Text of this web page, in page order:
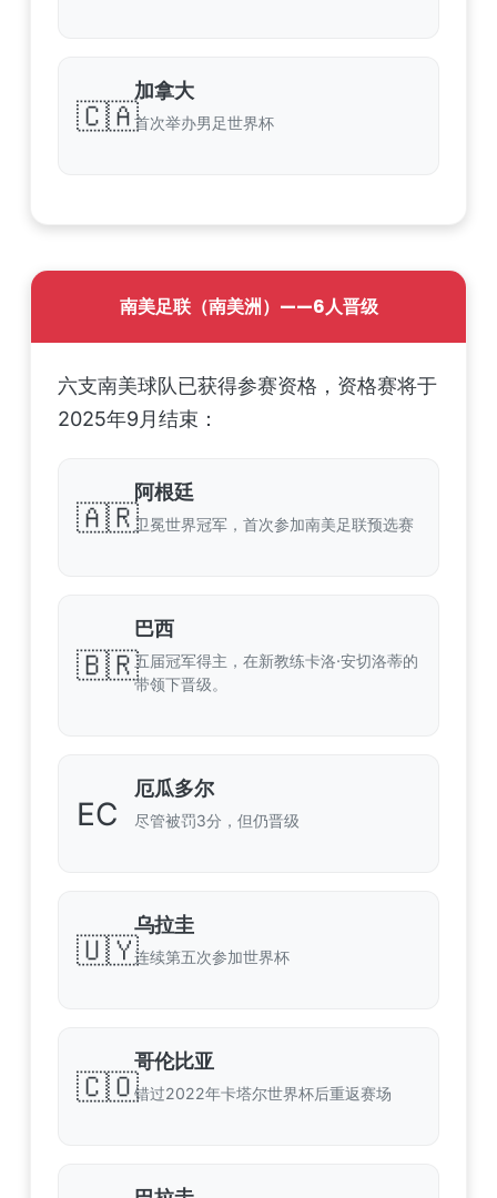
🇨🇦
加拿大
首次举办男足世界杯
南美足联（南美洲）——6人晋级
六支南美球队已获得参赛资格，资格赛将于
2025年9月结束：
🇦🇷
阿根廷
卫冕世界冠军，首次参加南美足联预选赛
🇧🇷
巴西
五届冠军得主，在新教练卡洛·安切洛蒂的
带领下晋级。
EC
厄瓜多尔
尽管被罚3分，但仍晋级
🇺🇾
乌拉圭
连续第五次参加世界杯
🇨🇴
哥伦比亚
错过2022年卡塔尔世界杯后重返赛场